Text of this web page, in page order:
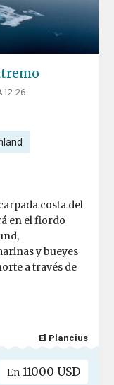
26
costa del
en el fiordo
y bueyes
a través de
El Plancius
En11000 USD